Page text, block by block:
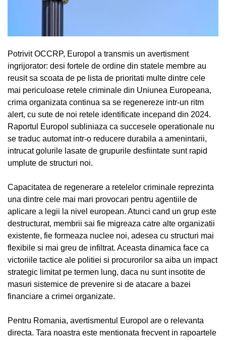
Potrivit OCCRP, Europol a transmis un avertisment
ingrijorator: desi fortele de ordine din statele membre au
reusit sa scoata de pe lista de prioritati multe dintre cele
mai periculoase retele criminale din Uniunea Europeana,
crima organizata continua sa se regenereze intr-un ritm
alert, cu sute de noi retele identificate incepand din 2024.
Raportul Europol subliniaza ca succesele operationale nu
se traduc automat intr-o reducere durabila a amenintarii,
intrucat golurile lasate de grupurile desfiintate sunt rapid
umplute de structuri noi.
Capacitatea de regenerare a retelelor criminale reprezinta
una dintre cele mai mari provocari pentru agentiile de
aplicare a legii la nivel european. Atunci cand un grup este
destructurat, membrii sai fie migreaza catre alte organizatii
existente, fie formeaza nuclee noi, adesea cu structuri mai
flexibile si mai greu de infiltrat. Aceasta dinamica face ca
victoriile tactice ale politiei si procurorilor sa aiba un impact
strategic limitat pe termen lung, daca nu sunt insotite de
masuri sistemice de prevenire si de atacare a bazei
financiare a crimei organizate.
Pentru Romania, avertismentul Europol are o relevanta
directa. Tara noastra este mentionata frecvent in rapoartele